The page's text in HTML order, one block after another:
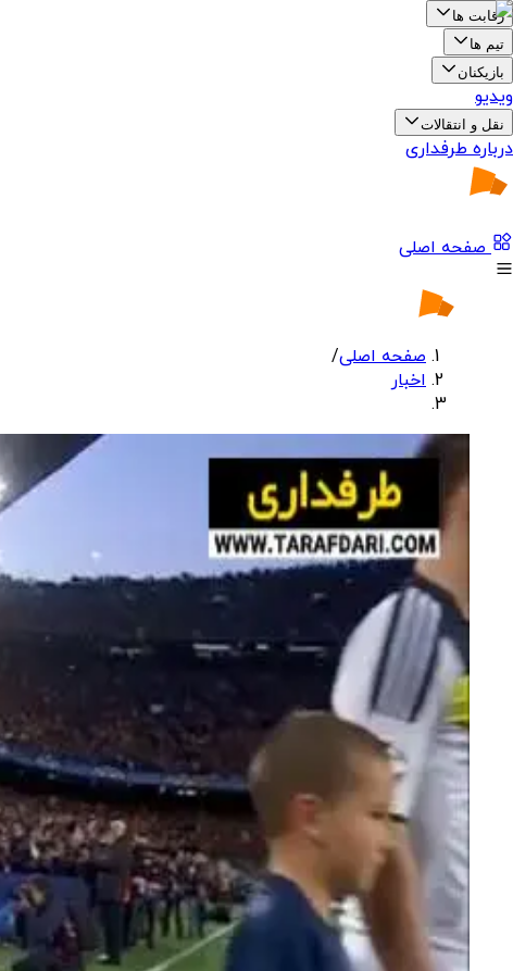
رقابت ها
تیم ها
بازیکنان
ویدیو
نقل و انتقالات
درباره طرفداری
صفحه اصلی
صفحه اصلی/
اخبار